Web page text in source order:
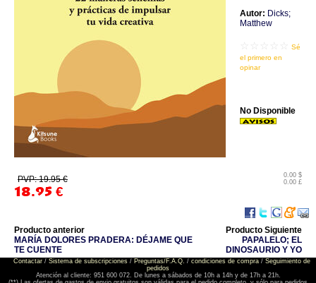
Autor: Dicks;
Matthew
Sé
el primero en
opinar
PVP: 19.95 €
18.95 €
0.00 $
0.00 £
No Disponible
Producto anterior
MARÍA DOLORES PRADERA: DÉJAME QUE
TE CUENTE
Producto Siguiente
PAPALELO; EL
DINOSAURIO Y YO
Contactar/ Sistema de subscripciones/ Preguntas/F.A.Q. / condiciones de compra/ Seguimiento de
pedidos
Atención al cliente: 951 600 072. De lunes a sábados de 10h a 14h y de 17h a 21h.